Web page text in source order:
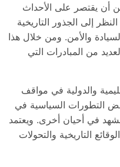
أن يقتصر على الأحداث
إلى الجذور التاريخية
والأمن. ومن خلال هذا
من المبادرات التي
والدولية في مواقف
التطورات السياسية في
في أحيان أخرى. ويعتمد
التاريخية والتحولات